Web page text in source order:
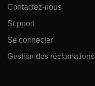
Contactez-nous
Support
Se connecter
Gestion des réclamations